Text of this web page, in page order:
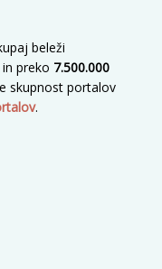
beleži
preko 7.500.000
skupnost portalov
.